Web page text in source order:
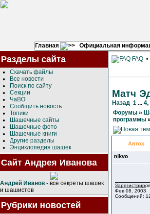
Главная
Официальная
Разделы сайта
Скачать файлы
Все новости
Поиск по сайту
Секции
ЧаВО
Сообщить новость
Топики
Шашечные сайты
Шашечные фото
Шашечные книги
Другие разделы
Энциклопедия шашек
Сайт Андрея Иванова
Андрей Иванов - все секреты шашек
и шашистов
Рубрики новостей
FAQ •
Матч
Назад 1 ... 4,
Форумы »
программы »
Автор
nikvo
Фев 08, 2003
Сообщений: